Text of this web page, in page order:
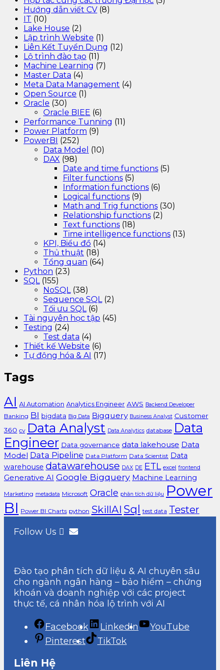
Hướng dẫn viết CV (8)
IT (10)
Lake House (2)
Lập trình Website (1)
Liên Kết Tuyển Dụng (12)
Lộ trình đào tạo (11)
Machine Learning (7)
Master Data (4)
Meta Data Management (4)
Open Source (1)
Oracle (30)
Oracle BIEE (6)
Performance Tunning (11)
Power Platform (9)
PowerBI (252)
Data Model (10)
DAX (98)
Date and time functions (5)
Filter functions (5)
Information functions (6)
Logical functions (9)
Math and Trig functions (30)
Relationship functions (2)
Text functions (18)
Time intelligence functions (13)
KPI, Biểu đồ (14)
Thủ thuật (18)
Tổng quan (64)
Python (23)
SQL(155)
NoSQL(38)
Sequence SQL(2)
Tối ưu SQL(6)
Tài nguyên học tập (45)
Testing (24)
Test data (4)
Thiết kế Website (6)
Tự động hóa & AI (17)
Tags
AI AI Automation Analytics Engineer AWS Backend Developer
Banking BI bigdata Big Data Bigquery Business Analyst Customer
360 cv Data Analyst Data Analytics database Data
Engineer Data governance data lakehouse Data
Model Data Pipeline Data Platform Data Scientist Data
warehouse datawarehouse DAX DE ETL excel frontend
Generative AI Google Bigquery Machine Learning
Marketing metadata Microsoft Oracle phân tích dữ liệu
Power
BI Power BI Charts python SkillAI Sql test data Tester
Follow Us
Đào tạo phân tích dữ liệu & AI chuyên sâu
cho ngành ngân hàng – bảo hiểm – chứng
khoán và doanh nghiệp với các project
thực tế, cá nhân hóa lộ trình với AI
Facebook LinkedIn
YouTube
Pinterest
TikTok
Liên Hệ